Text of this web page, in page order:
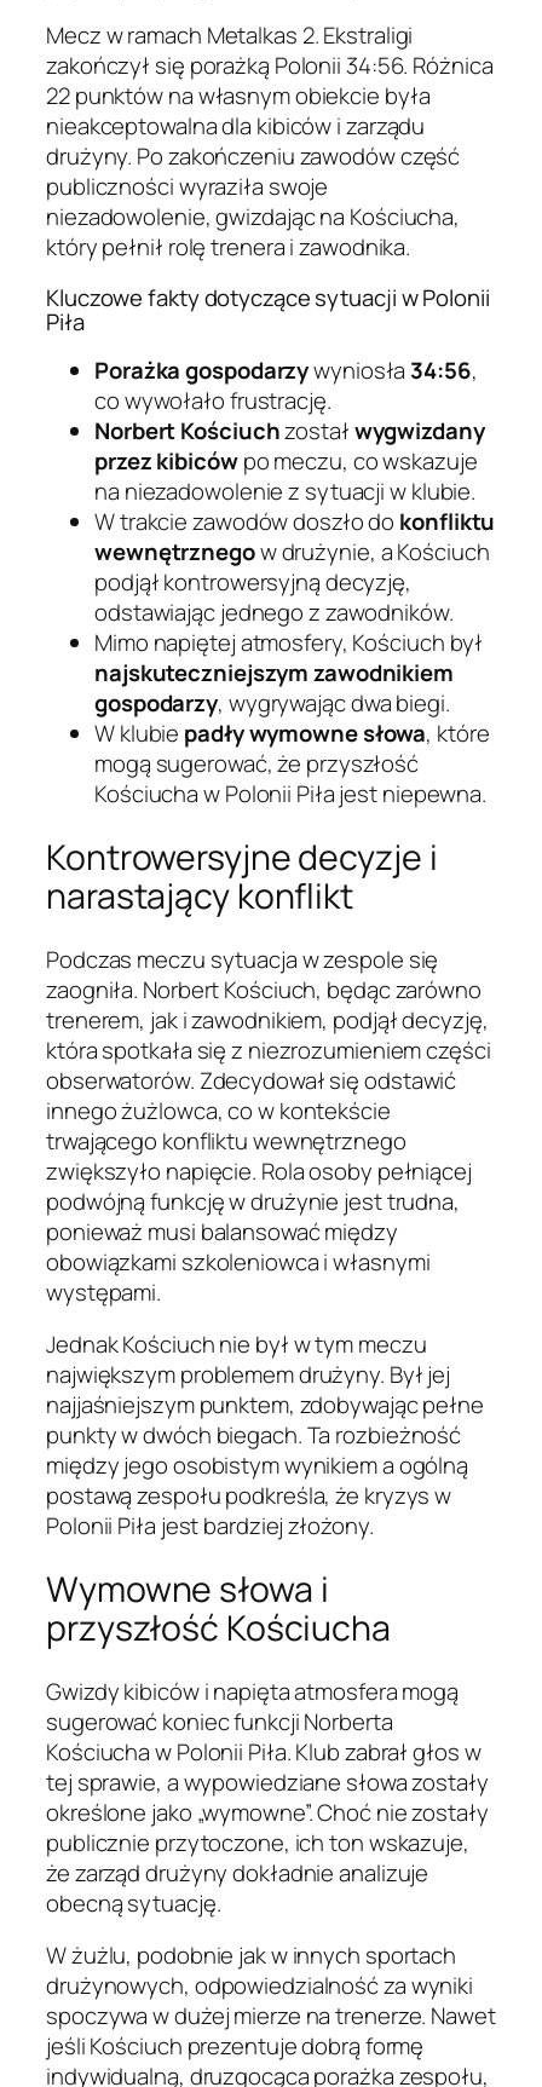
Mecz w ramach Metalkas 2. Ekstraligi
zakończył się porażką Polonii 34:56. Różnica
22 punktów na własnym obiekcie była
nieakceptowalna dla kibiców i zarządu
drużyny. Po zakończeniu zawodów część
publiczności wyraziła swoje
niezadowolenie, gwizdając na Kościucha,
który pełnił rolę trenera i zawodnika.
Kluczowe fakty dotyczące sytuacji w Polonii
Piła
Porażka gospodarzywyniosła 34:56,
co wywołało frustrację.
Norbert Kościuchzostałwygwizdany
przez kibicówpo meczu, co wskazuje
na niezadowolenie z sytuacji w klubie.
W trakcie zawodów doszło do konfliktu
wewnętrznegow drużynie, a Kościuch
podjął kontrowersyjną decyzję,
odstawiając jednego z zawodników.
Mimo napiętej atmosfery, Kościuch był
najskuteczniejszym zawodnikiem
gospodarzy, wygrywając dwa biegi.
W klubie padły wymowne słowa, które
mogą sugerować, że przyszłość
Kościucha w Polonii Piła jest niepewna.
Kontrowersyjne decyzje i
narastający konflikt
Podczas meczu sytuacja w zespole się
zaogniła. Norbert Kościuch, będąc zarówno
trenerem, jak i zawodnikiem, podjął decyzję,
która spotkała się z niezrozumieniem części
obserwatorów. Zdecydował się odstawić
innego żużlowca, co w kontekście
trwającego konfliktu wewnętrznego
zwiększyło napięcie. Rola osoby pełniącej
podwójną funkcję w drużynie jest trudna,
ponieważ musi balansować między
obowiązkami szkoleniowca i własnymi
występami.
Jednak Kościuch nie był w tym meczu
największym problemem drużyny. Był jej
najjaśniejszym punktem, zdobywając pełne
punkty w dwóch biegach. Ta rozbieżność
między jego osobistym wynikiem a ogólną
postawą zespołu podkreśla, że kryzys w
Polonii Piła jest bardziej złożony.
Wymowne słowa i
przyszłość Kościucha
Gwizdy kibiców i napięta atmosfera mogą
sugerować koniec funkcji Norberta
Kościucha w Polonii Piła. Klub zabrał głos w
tej sprawie, a wypowiedziane słowa zostały
określone jako „wymowne”. Choć nie zostały
publicznie przytoczone, ich ton wskazuje,
że zarząd drużyny dokładnie analizuje
obecną sytuację.
W żużlu, podobnie jak w innych sportach
drużynowych, odpowiedzialność za wyniki
spoczywa w dużej mierze na trenerze. Nawet
jeśli Kościuch prezentuje dobrą formę
indywidualną, druzgocąca porażka zespołu,